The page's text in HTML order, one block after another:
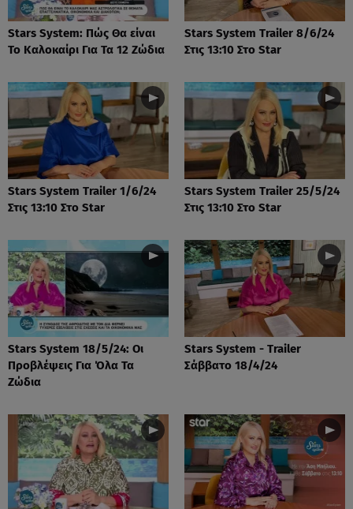
Stars System: Πώς Θα είναι
Το Καλοκαίρι Για Τα 12 Ζώδια
Stars System Trailer 8/6/24
Στις 13:10 Στο Star
Stars System Trailer 1/6/24
Στις 13:10 Στο Star
Stars System Trailer 25/5/24
Στις 13:10 Στο Star
Stars System 18/5/24: Οι
Προβλέψεις Για Όλα Τα
Ζώδια
Stars System - Trailer
Σάββατο 18/4/24